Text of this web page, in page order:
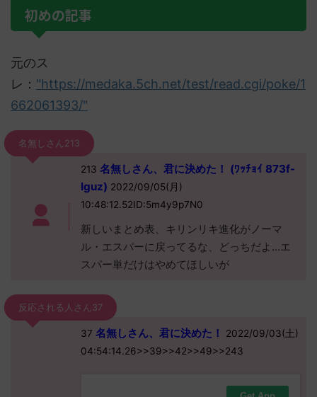
初めの記事
元のス
レ： "https://medaka.5ch.net/test/read.cgi/poke/1
662061393/"
名無しさん213
213 名無しさん、君に決めた！ (ﾜｯﾁｮｲ 873f-
Iguz) 2022/09/05(月)
10:48:12.52ID:5m4y9p7N0
新しいまとめ表、キリンリキ進化がノーマ
ル・エスパーに戻ってるな、どっちだよ…エ
スパー単だけはやめてほしいが
反応される人さん37
37 名無しさん、君に決めた！
2022/09/03(土)
04:54:14.26>>39>>42>>49>>243